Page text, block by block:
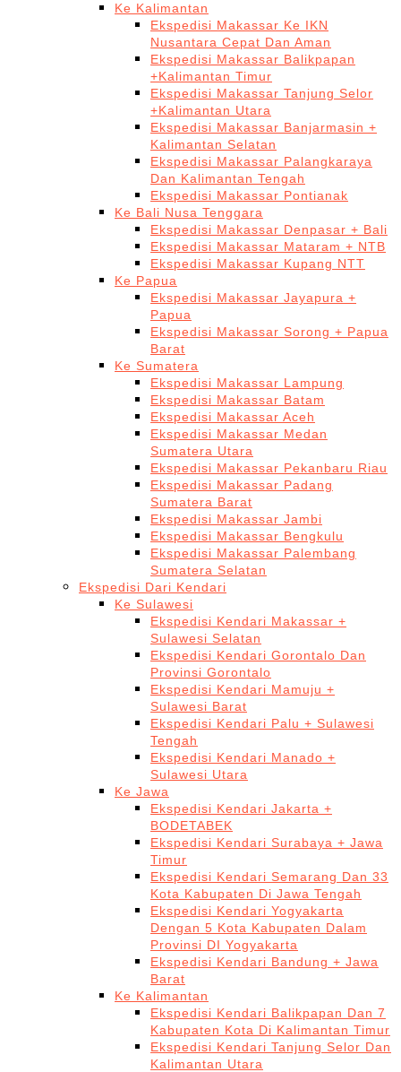
Ke Kalimantan
Ekspedisi Makassar Ke IKN
Nusantara Cepat Dan Aman
Ekspedisi Makassar Balikpapan
+Kalimantan Timur
Ekspedisi Makassar Tanjung Selor
+Kalimantan Utara
Ekspedisi Makassar Banjarmasin +
Kalimantan Selatan
Ekspedisi Makassar Palangkaraya
Dan Kalimantan Tengah
Ekspedisi Makassar Pontianak
Ke Bali Nusa Tenggara
Ekspedisi Makassar Denpasar + Bali
Ekspedisi Makassar Mataram + NTB
Ekspedisi Makassar Kupang NTT
Ke Papua
Ekspedisi Makassar Jayapura +
Papua
Ekspedisi Makassar Sorong + Papua
Barat
Ke Sumatera
Ekspedisi Makassar Lampung
Ekspedisi Makassar Batam
Ekspedisi Makassar Aceh
Ekspedisi Makassar Medan
Sumatera Utara
Ekspedisi Makassar Pekanbaru Riau
Ekspedisi Makassar Padang
Sumatera Barat
Ekspedisi Makassar Jambi
Ekspedisi Makassar Bengkulu
Ekspedisi Makassar Palembang
Sumatera Selatan
Ekspedisi Dari Kendari
Ke Sulawesi
Ekspedisi Kendari Makassar +
Sulawesi Selatan
Ekspedisi Kendari Gorontalo Dan
Provinsi Gorontalo
Ekspedisi Kendari Mamuju +
Sulawesi Barat
Ekspedisi Kendari Palu + Sulawesi
Tengah
Ekspedisi Kendari Manado +
Sulawesi Utara
Ke Jawa
Ekspedisi Kendari Jakarta +
BODETABEK
Ekspedisi Kendari Surabaya + Jawa
Timur
Ekspedisi Kendari Semarang Dan 33
Kota Kabupaten Di Jawa Tengah
Ekspedisi Kendari Yogyakarta
Dengan 5 Kota Kabupaten Dalam
Provinsi DI Yogyakarta
Ekspedisi Kendari Bandung + Jawa
Barat
Ke Kalimantan
Ekspedisi Kendari Balikpapan Dan 7
Kabupaten Kota Di Kalimantan Timur
Ekspedisi Kendari Tanjung Selor Dan
Kalimantan Utara